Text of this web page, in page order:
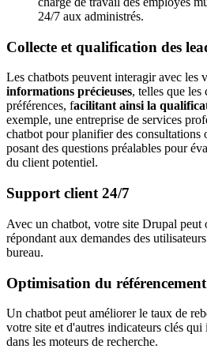
24/7 aux administrés.
Collecte et qualification des
Les chatbots peuvent interagir avec les
informations précieuses, telles que les
préférences, facilitant ainsi la
exemple, une entreprise de services
chatbot pour planifier des consultations
posant des questions préalables pour
du client potentiel.
Support client 24/7
Avec un chatbot, votre site Drupal
répondant aux demandes des
bureau.
Optimisation du
Un chatbot peut améliorer le taux de
votre site et d'autres indicateurs clés
dans les moteurs de recherche.